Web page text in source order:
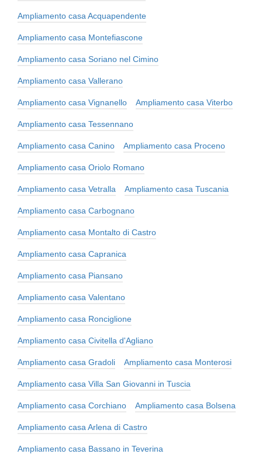
Ampliamento casa Acquapendente
Ampliamento casa Montefiascone
Ampliamento casa Soriano nel Cimino
Ampliamento casa Vallerano
Ampliamento casa Vignanello Ampliamento casa Viterbo
Ampliamento casa Tessennano
Ampliamento casa Canino Ampliamento casa Proceno
Ampliamento casa Oriolo Romano
Ampliamento casa Vetralla Ampliamento casa Tuscania
Ampliamento casa Carbognano
Ampliamento casa Montalto di Castro
Ampliamento casa Capranica
Ampliamento casa Piansano
Ampliamento casa Valentano
Ampliamento casa Ronciglione
Ampliamento casa Civitella d'Agliano
Ampliamento casa Gradoli Ampliamento casa Monterosi
Ampliamento casa Villa San Giovanni in Tuscia
Ampliamento casa Corchiano Ampliamento casa Bolsena
Ampliamento casa Arlena di Castro
Ampliamento casa Bassano in Teverina